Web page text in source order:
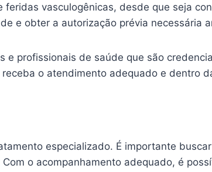
vasculogênicas, desde que seja
e obter a autorização prévia necessária
profissionais de saúde que são
o atendimento adequado e dentro
especializado. É importante
o acompanhamento adequado, é